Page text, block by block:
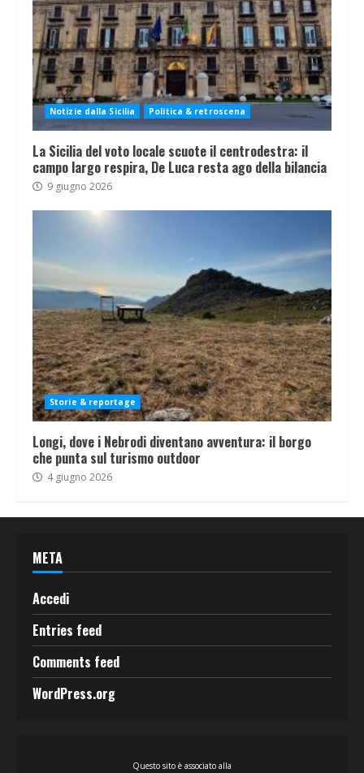
Notizie dalla Sicilia Politica & retroscena
La Sicilia del voto locale scuote il centrodestra: il
campo largo respira, De Luca resta ago della bilancia
9 giugno 2026
Storie & reportage
Longi, dove i Nebrodi diventano avventura: il borgo
che punta sul turismo outdoor
4 giugno 2026
META
Accedi
Entries feed
Comments feed
WordPress.org
Questo sito è associato alla